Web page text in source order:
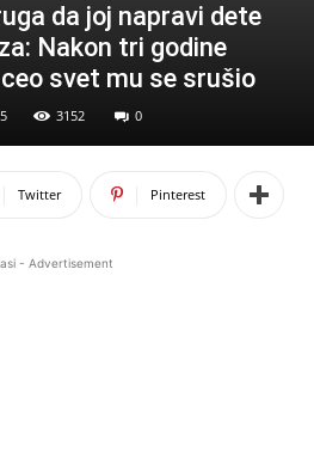
da joj napravi dete
Nakon tri godine
svet mu se srušio
3152 0
Twitter Pinterest
- Advertisement